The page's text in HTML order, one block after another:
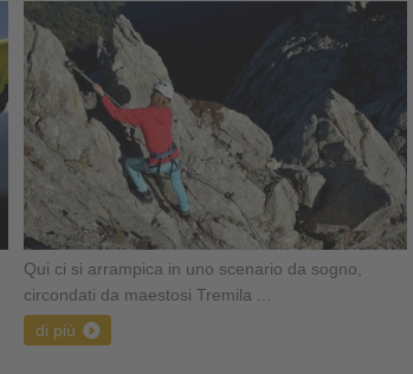
Qui ci si arrampica in uno scenario da sogno,
circondati da maestosi Tremila ...
di più